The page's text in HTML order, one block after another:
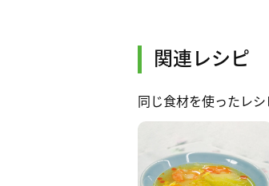
関連レシピ
同じ食材を使ったレ